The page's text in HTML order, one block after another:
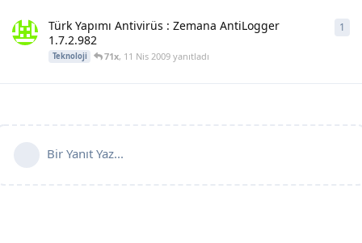
Türk Yapımı Antivirüs : Zemana AntiLogger
1.7.2.982
Teknoloji 71x, 11 Nis 2009 yanıtladı
1
Bir Yanıt Yaz...